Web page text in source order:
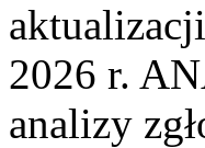
2026 r.
analizy